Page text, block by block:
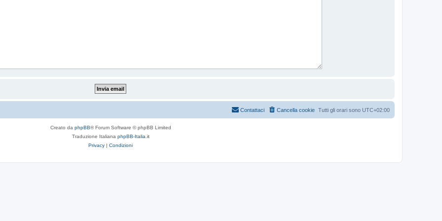
Tutti gli orari sono UTC+02:00
Cancella cookie
Contattaci
Creato da phpBB® Forum Software © phpBB Limited
Traduzione Italiana phpBB-Italia.it
Privacy | Condizioni